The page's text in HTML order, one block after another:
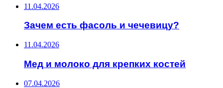
11.04.2026
Зачем есть фасоль и чечевицу?
11.04.2026
Мед и молоко для крепких костей
07.04.2026